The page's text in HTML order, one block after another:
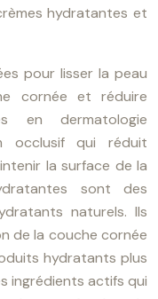
hydratantes et
pour lisser la peau
cornée et réduire
en dermatologie
occlusif qui réduit
la surface de la
sont des
naturels. Ils
de la couche cornée
hydratants plus
ingrédients actifs qui